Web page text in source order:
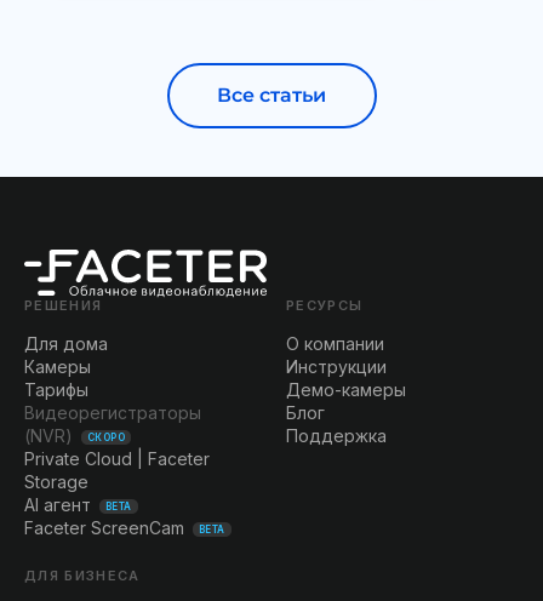
Все статьи
РЕШЕНИЯ
Для дома
Камеры
Тарифы
Видеорегистраторы
(NVR)
СКОРО
Private Cloud | Faceter
Storage
AI агент
BETA
Faceter ScreenCam BETA
РЕСУРСЫ
О компании
Инструкции
Демо-камеры
Блог
Поддержка
ДЛЯ БИЗНЕСА